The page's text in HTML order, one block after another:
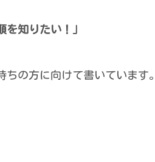
知りたい！」
の方に向けて書いています。